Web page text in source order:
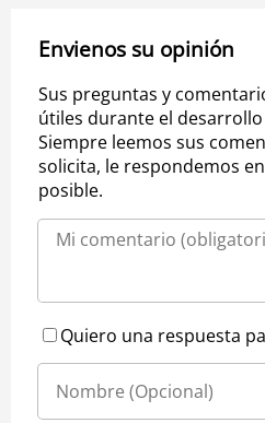
Envienos su opinión
Sus preguntas y
útiles durante el
Siempre leemos sus
solicita, le respondemos
posible.
Quiero una respuesta